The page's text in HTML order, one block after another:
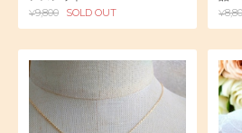
¥9,800 SOLD OUT